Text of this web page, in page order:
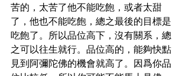
苦的，太苦了他不能吃飽，或者太甜
了，他也不能吃飽，總之最後的目標是
吃飽了。所以品位高下，沒有關系，總
之可以往生就行。品位高的，能夠快點
見到阿彌陀佛的機會就高了。因爲你品